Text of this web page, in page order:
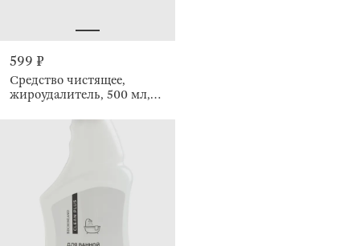
599 ₽
Средство чистящее,
жироудалитель, 500 мл,